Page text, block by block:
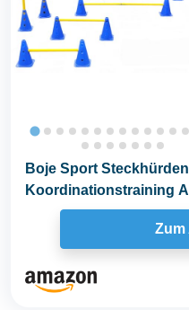
Boje Sport
Koordinationstraining
Pferdesport...
Zum